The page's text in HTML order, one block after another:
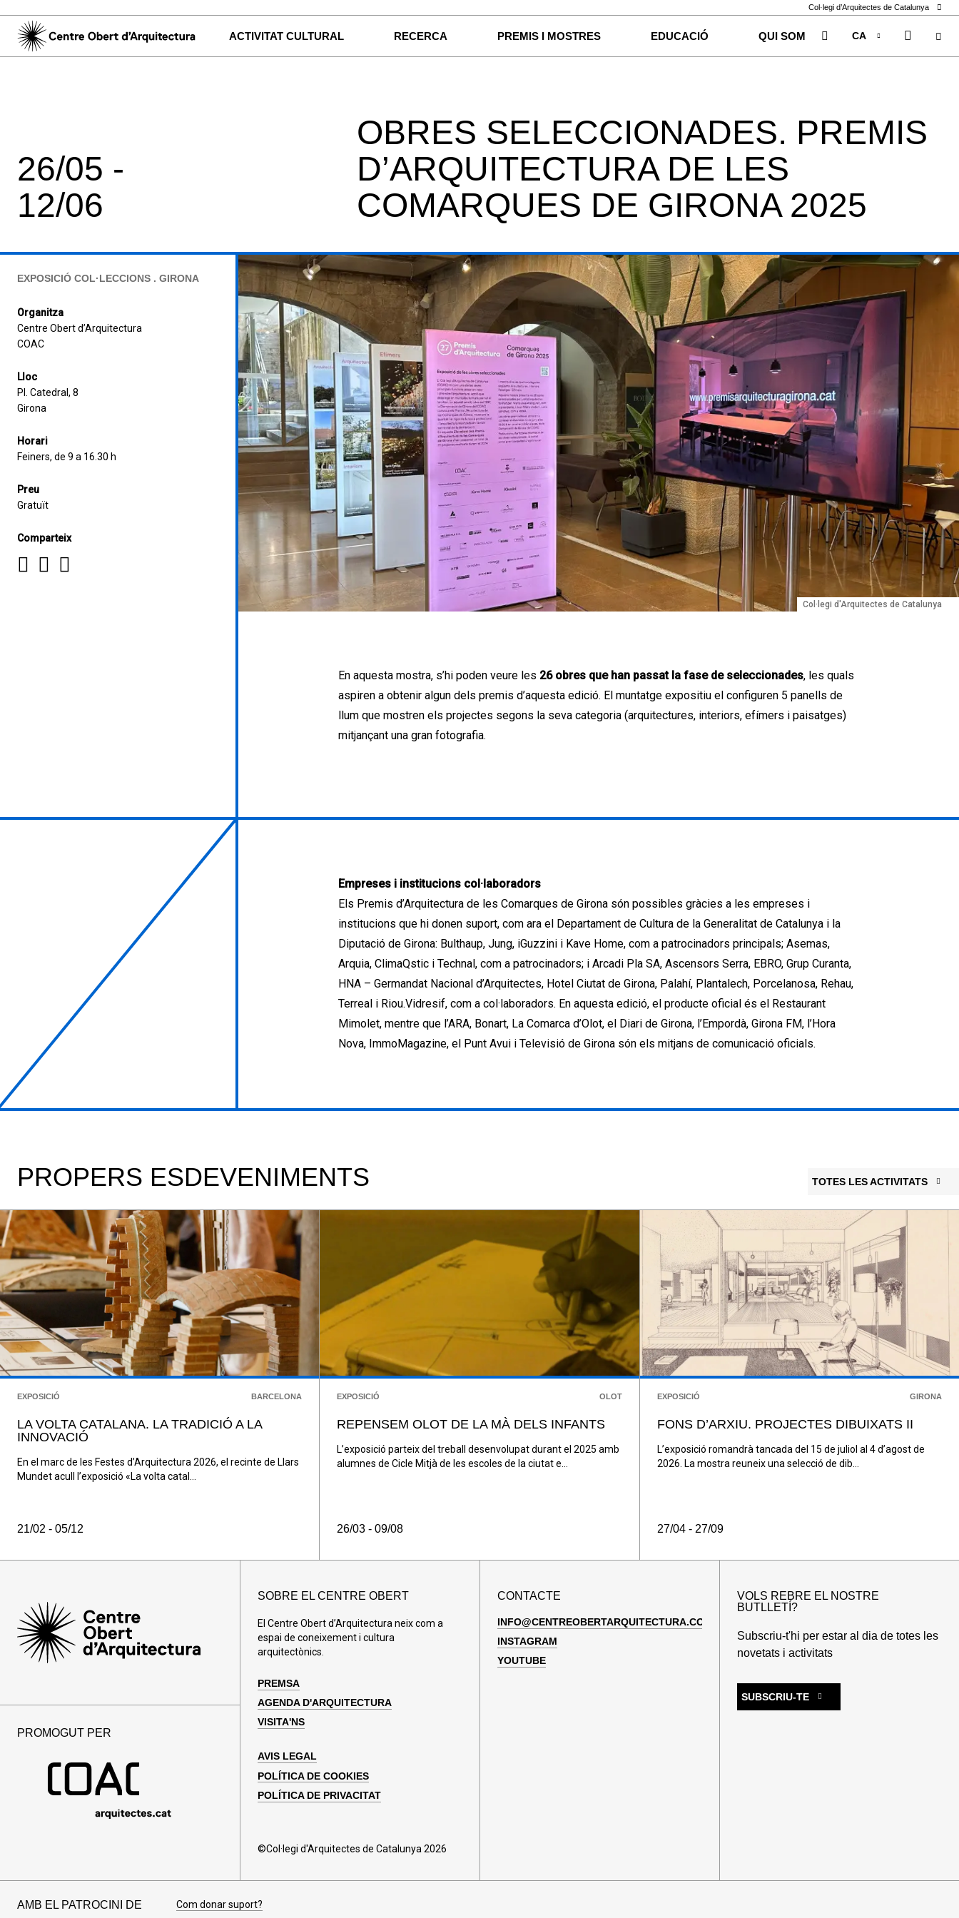
Col·legi d’Arquitectes de Catalunya
ACTIVITAT CULTURAL RECERCA PREMIS I MOSTRES EDUCACIÓ QUI SOM
CA
ES
26/05 -
12/06
OBRES SELECCIONADES. PREMIS
D’ARQUITECTURA DE LES
COMARQUES DE GIRONA 2025
EXPOSICIÓ COL·LECCIONS . GIRONA
Organitza
Centre Obert d’Arquitectura
COAC
Lloc
Pl. Catedral, 8
Girona
Horari
Feiners, de 9 a 16.30 h
Preu
Gratuït
Comparteix
Col·legi d'Arquitectes de Catalunya
En aquesta mostra, s’hi poden veure les 26 obres que han passat la fase de seleccionades, les quals
aspiren a obtenir algun dels premis d’aquesta edició. El muntatge expositiu el configuren 5 panells de
llum que mostren els projectes segons la seva categoria (arquitectures, interiors, efímers i paisatges)
mitjançant una gran fotografia.
Empreses i institucions col·laboradors
Els Premis d’Arquitectura de les Comarques de Girona són possibles gràcies a les empreses i
institucions que hi donen suport, com ara el Departament de Cultura de la Generalitat de Catalunya i la
Diputació de Girona: Bulthaup, Jung, iGuzzini i Kave Home, com a patrocinadors principals; Asemas,
Arquia, ClimaQstic i Technal, com a patrocinadors; i Arcadi Pla SA, Ascensors Serra, EBRO, Grup Curanta,
HNA – Germandat Nacional d’Arquitectes, Hotel Ciutat de Girona, Palahí, Plantalech, Porcelanosa, Rehau,
Terreal i Riou.Vidresif, com a col·laboradors. En aquesta edició, el producte oficial és el Restaurant
Mimolet, mentre que l’ARA, Bonart, La Comarca d’Olot, el Diari de Girona, l’Empordà, Girona FM, l’Hora
Nova, ImmoMagazine, el Punt Avui i Televisió de Girona són els mitjans de comunicació oficials.
PROPERS ESDEVENIMENTS TOTES LES ACTIVITATS
EXPOSICIÓ BARCELONA
LA VOLTA CATALANA. LA TRADICIÓ A LA
INNOVACIÓ
En el marc de les Festes d’Arquitectura 2026, el recinte de Llars
Mundet acull l’exposició «La volta catal...
21/02 - 05/12
EXPOSICIÓ OLOT
REPENSEM OLOT DE LA MÀ DELS INFANTS
L’exposició parteix del treball desenvolupat durant el 2025 amb
alumnes de Cicle Mitjà de les escoles de la ciutat e...
26/03 - 09/08
EXPOSICIÓ GIRONA
FONS D’ARXIU. PROJECTES DIBUIXATS II
L’exposició romandrà tancada del 15 de juliol al 4 d’agost de
2026. La mostra reuneix una selecció de dib...
27/04 - 27/09
PROMOGUT PER
SOBRE EL CENTRE OBERT
El Centre Obert d’Arquitectura neix com a
espai de coneixement i cultura
arquitectònics.
PREMSA
AGENDA D'ARQUITECTURA
VISITA'NS
AVIS LEGAL
POLÍTICA DE COOKIES
POLÍTICA DE PRIVACITAT
©Col·legi d'Arquitectes de Catalunya 2026
CONTACTE
INFO@CENTREOBERTARQUITECTURA.COM
INSTAGRAM
YOUTUBE
VOLS REBRE EL NOSTRE
BUTLLETÍ?
Subscriu-t'hi per estar al dia de totes les
novetats i activitats
SUBSCRIU-TE
AMB EL PATROCINI DE Com donar suport?